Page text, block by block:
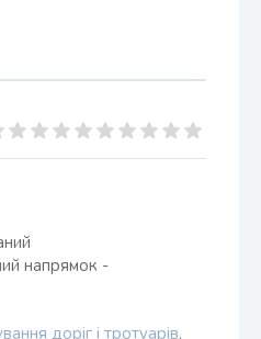
напрямок -
доріг і тротуарів,